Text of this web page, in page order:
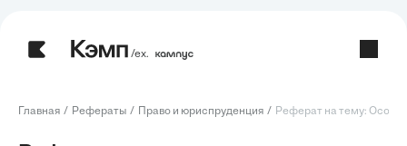
/ех.
Главная Рефераты Право и юриспруденция Реферат на тему: